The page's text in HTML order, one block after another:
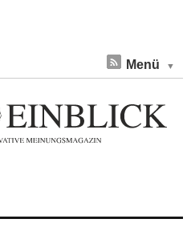
Menü